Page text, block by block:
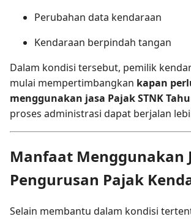
Perubahan data kendaraan
Kendaraan berpindah tangan
Dalam kondisi tersebut, pemilik
mulai mempertimbangkan kapan
menggunakan jasa Pajak STNK
proses administrasi dapat berjalan
Manfaat Menggunakan
Pengurusan Pajak
Selain membantu dalam kondisi